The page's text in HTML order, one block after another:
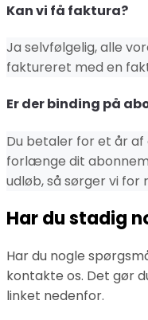
Kan vi få faktura?
Ja selvfølgelig, alle
faktureret med en
Er der binding på
Du betaler for et år af
forlænge dit
udløb, så sørger vi for
Har du stadig
Har du nogle
kontakte os. Det gør
linket nedenfor.